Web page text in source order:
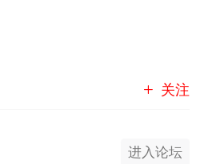
务器外挂！
下声明，规范
关注
进入论坛